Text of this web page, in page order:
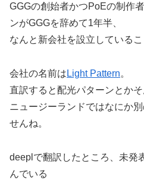
GGGの創始者かつPoEの制作
ンがGGGを辞めて1年半、
なんと新会社を設立しているこ
会社の名前は Light Pattern。
直訳すると配光パターンとかそ
ニュージーランドではなにか
せんね。
deeplで翻訳したところ、未発
んでいる